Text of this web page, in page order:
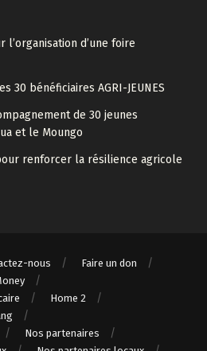
d’une foire
30 bénéficiaires AGRI-JEUNES
de 30 jeunes
et le Moungo
renforcer la résilience agricole
nous
Faire un don
Home 2
Nos partenaires